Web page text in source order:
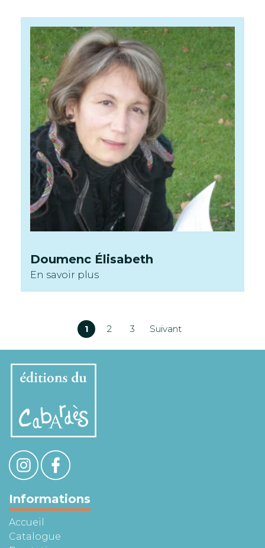
Doumenc Élisabeth
En savoir plus
Pagination
publications
1 2 3 Suivant
Informations
Accueil
Catalogue